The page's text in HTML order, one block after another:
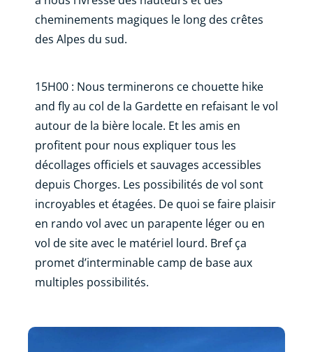
cheminements magiques le long des crêtes
des Alpes du sud.
15H00 : Nous terminerons ce chouette hike
and fly au col de la Gardette en refaisant le vol
autour de la bière locale. Et les amis en
profitent pour nous expliquer tous les
décollages officiels et sauvages accessibles
depuis Chorges. Les possibilités de vol sont
incroyables et étagées. De quoi se faire plaisir
en rando vol avec un parapente léger ou en
vol de site avec le matériel lourd. Bref ça
promet d’interminable camp de base aux
multiples possibilités.